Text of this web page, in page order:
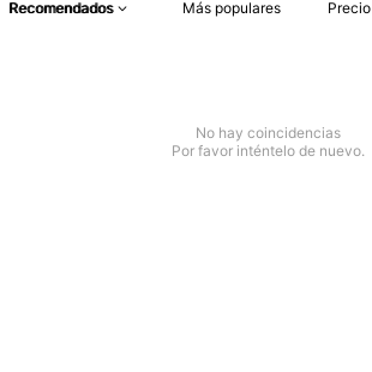
Recomendados Más populares Precio
No hay coincidencias
Por favor inténtelo de nuevo.